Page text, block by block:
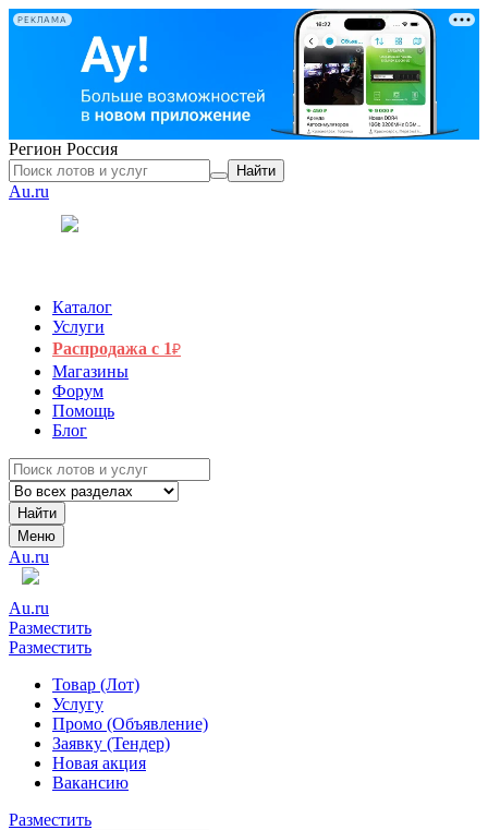
РЕКЛАМА
Регион Россия
Найти
Au.ru
Каталог
Услуги
Распродажа с 1₽
Магазины
Форум
Помощь
Блог
Найти
Меню
Au.ru
Au.ru
Разместить
Разместить
Товар (Лот)
Услугу
Промо (Объявление)
Заявку (Тендер)
Новая акция
Вакансию
Разместить